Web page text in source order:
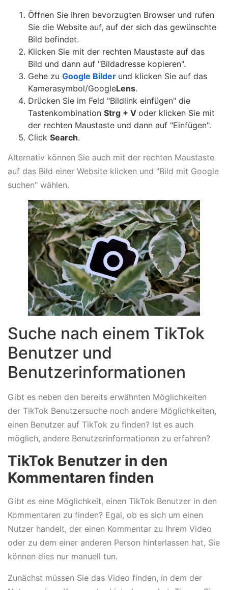
Öffnen Sie Ihren bevorzugten Browser und rufen
Sie die Website auf, auf der sich das gewünschte
Bild befindet.
Klicken Sie mit der rechten Maustaste auf das
Bild und dann auf "Bildadresse kopieren".
Gehe zu Google Bilder und klicken Sie auf das
Kamerasymbol/GoogleLens.
Drücken Sie im Feld "Bildlink einfügen" die
Tastenkombination Strg + V oder klicken Sie mit
der rechten Maustaste und dann auf "Einfügen".
Click Search.
Alternativ können Sie auch mit der rechten Maustaste
auf das Bild einer Website klicken und "Bild mit Google
suchen" wählen.
Suche nach einem TikTok
Benutzer und
Benutzerinformationen
Gibt es neben den bereits erwähnten Möglichkeiten
der TikTok Benutzersuche noch andere Möglichkeiten,
einen Benutzer auf TikTok zu finden? Ist es auch
möglich, andere Benutzerinformationen zu erfahren?
TikTok Benutzer in den
Kommentaren finden
Gibt es eine Möglichkeit, einen TikTok Benutzer in den
Kommentaren zu finden? Egal, ob es sich um einen
Nutzer handelt, der einen Kommentar zu Ihrem Video
oder zu dem einer anderen Person hinterlassen hat, Sie
können dies nur manuell tun.
Zunächst müssen Sie das Video finden, in dem der